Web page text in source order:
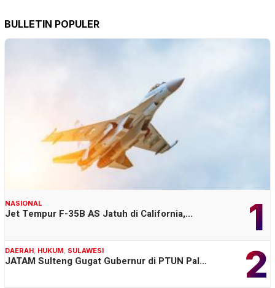
BULLETIN POPULER
1
NASIONAL
Jet Tempur F-35B AS Jatuh di California,…
2
DAERAH, HUKUM, SULAWESI
JATAM Sulteng Gugat Gubernur di PTUN Pal…